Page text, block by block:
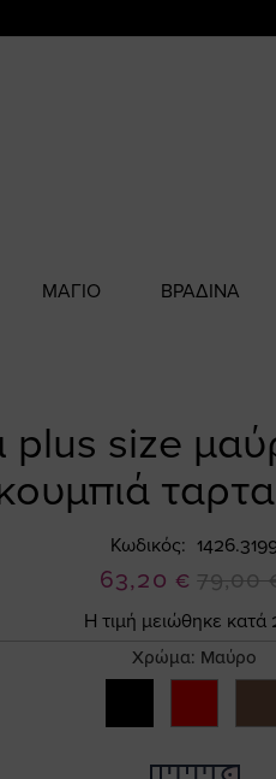
ΜΑΓΙΟ ΒΡΑΔΙΝΑ
plus size
Κωδικός
Ειδική
Τιμή
63,20 € 79,00
Η τιμή μειώθηκε κατά
Χρώμα: Μαύρο